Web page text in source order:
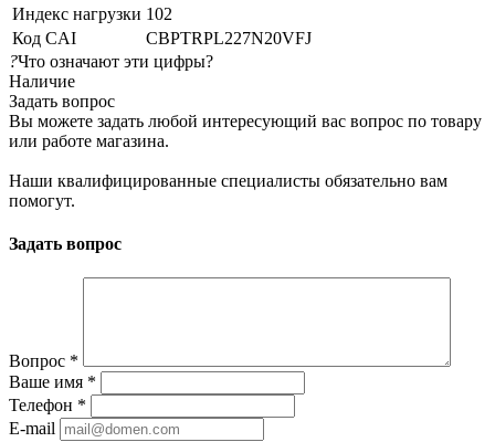
Индекс нагрузки 102
Код CAI
CBPTRPL227N20VFJ
?Что означают эти цифры?
Наличие
Задать вопрос
Вы можете задать любой интересующий вас вопрос по товару
или работе магазина.
Наши квалифицированные специалисты обязательно вам
помогут.
Задать вопрос
Вопрос *
Ваше имя *
Телефон *
E-mail